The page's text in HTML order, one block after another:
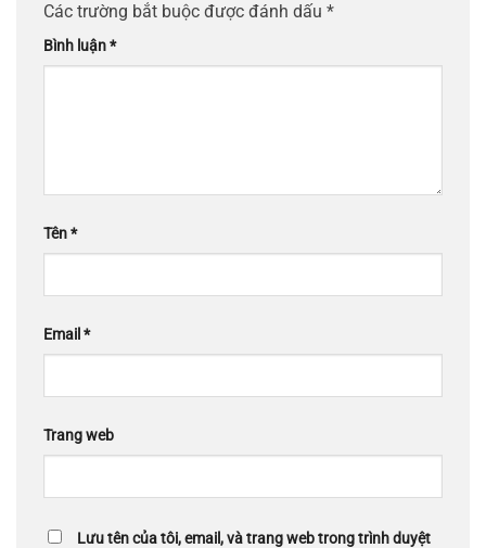
Các trường bắt buộc được đánh dấu *
Bình luận*
Tên*
Email *
Trang web
Lưu tên của tôi, email, và trang web trong trình duyệt